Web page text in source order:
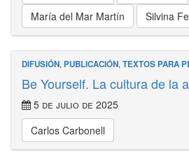
María del Mar Martín
Silvina
DIFUSIÓN, PUBLICACIÓN, TEXTOS PARA
Be Yourself. La cultura de la
5 de julio de 2025
Carlos Carbonell